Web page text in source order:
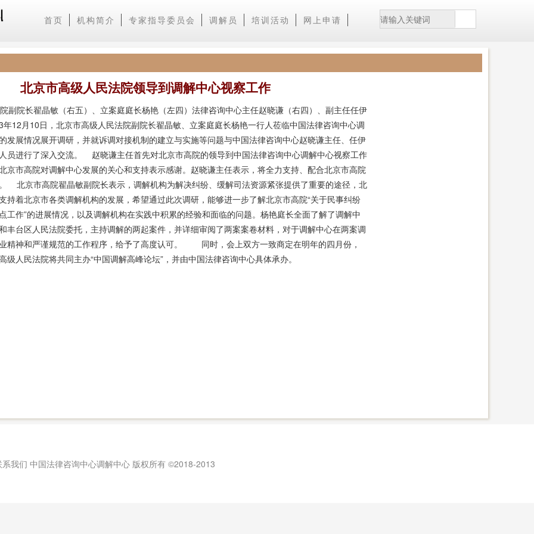
首页 机构简介 专家指导委员会 调解员 培训活动 网上申请
北京市高级人民法院领导到调解中心视察工作
院长翟晶敏（右五）、立案庭庭长杨艳（左四）法律咨询中心主任赵晓谦（右四）、副主任任伊
月10日，北京市高级人民法院副院长翟晶敏、立案庭庭长杨艳一行人莅临中国法律咨询中心调
发展情况展开调研，并就诉调对接机制的建立与实施等问题与中国法律咨询中心赵晓谦主任、任伊
员进行了深入交流。 赵晓谦主任首先对北京市高院的领导到中国法律咨询中心调解中心视察工作
京市高院对调解中心发展的关心和支持表示感谢。赵晓谦主任表示，将全力支持、配合北京市高院
北京市高院翟晶敏副院长表示，调解机构为解决纠纷、缓解司法资源紧张提供了重要的途径，北
持着北京市各类调解机构的发展，希望通过此次调研，能够进一步了解北京市高院“关于民事纠纷
工作”的进展情况，以及调解机构在实践中积累的经验和面临的问题。杨艳庭长全面了解了调解中
丰台区人民法院委托，主持调解的两起案件，并详细审阅了两案案卷材料，对于调解中心在两案调
精神和严谨规范的工作程序，给予了高度认可。 同时，会上双方一致商定在明年的四月份，
级人民法院将共同主办“中国调解高峰论坛”，并由中国法律咨询中心具体承办。
我们 中国法律咨询中心调解中心 版权所有 ©️2018-2013